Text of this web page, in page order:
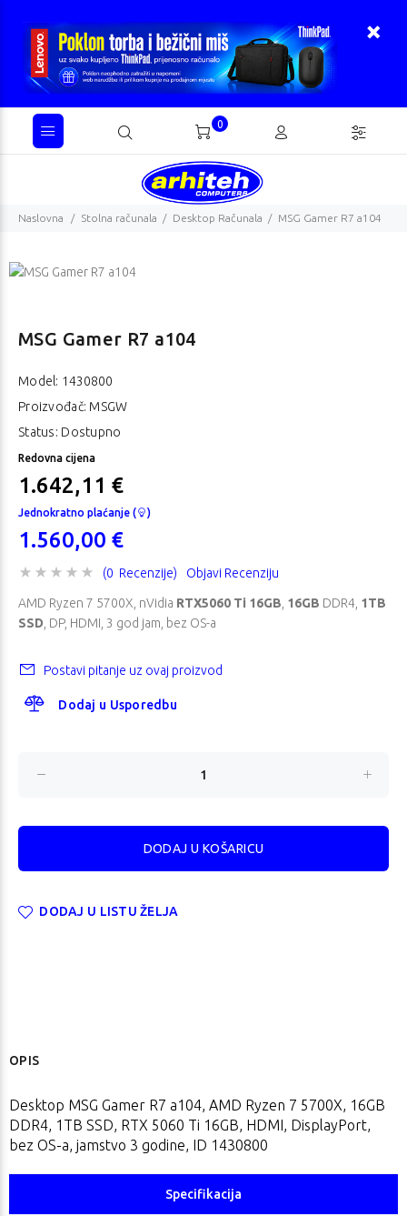
0
Naslovna Stolna računala Desktop Računala MSG Gamer R7 a104
MSG Gamer R7 a104
Model: 1430800
Proizvođač: MSGW
Status: Dostupno
Redovna cijena
1.642,11 €
Jednokratno plaćanje ( )
1.560,00 €
(0 Recenzije) Objavi Recenziju
AMD Ryzen 7 5700X, nVidia RTX5060 Ti 16GB 16GB DDR4, 1TB
SSD , DP, HDMI, 3 god jam, bez OS-a
Postavi pitanje uz ovaj proizvod
Dodaj u Usporedbu
DODAJ U LISTU ŽELJA
OPIS
Desktop MSG Gamer R7 a104, AMD Ryzen 7 5700X, 16GB
DDR4, 1TB SSD, RTX 5060 Ti 16GB, HDMI, DisplayPort,
bez OS-a, jamstvo 3 godine, ID 1430800
Specifikacija